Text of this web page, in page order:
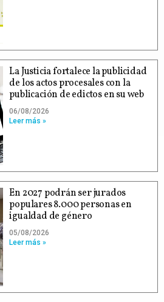
La Justicia fortalece la publicidad
de los actos procesales con la
publicación de edictos en su web
06/08/2026
Leer más »
En 2027 podrán ser jurados
populares 8.000 personas en
igualdad de género
05/08/2026
Leer más »